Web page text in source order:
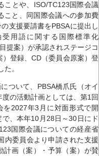
ことや、ISO/TC123国際会議
こと、同国際会議への参加費
支援要請書をPBSAに提出し
用語に関する国際標準化
提案）が承認されステージコ
登録、CD（委員会原案）登
。
ついて、PBSA橋爪氏（オイ
の活動計画としては、第1回
2027年3月に対面形式で開
、本年10月28日～30日にド
国際会議についての経産省
内委員会より申請された支援
計画（案）・予算（案）が賛